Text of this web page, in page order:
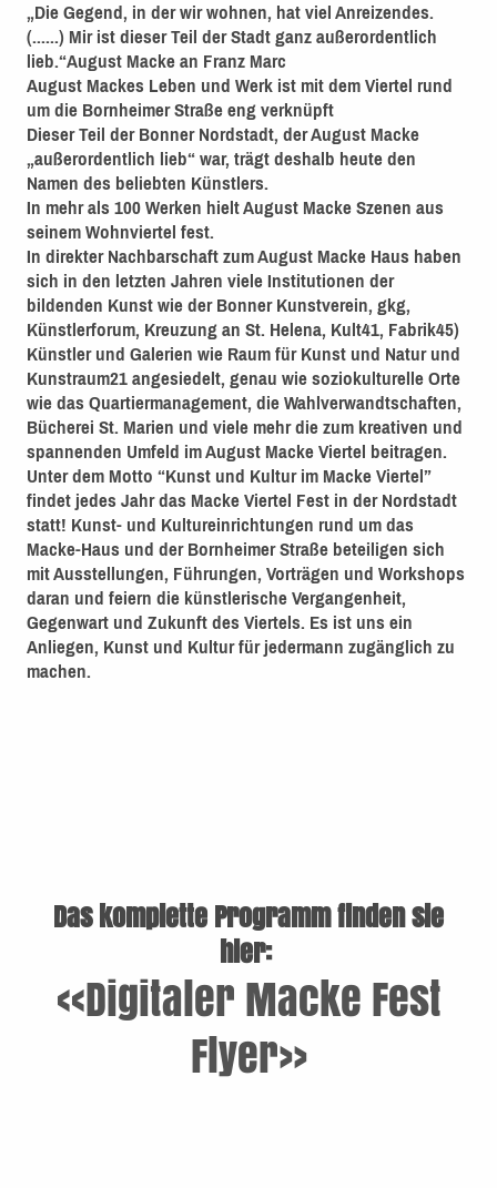
„Die Gegend, in der wir wohnen, hat viel Anreizendes.
(......) Mir ist dieser Teil der Stadt ganz außerordentlich
lieb.“August Macke an Franz Marc
August Mackes Leben und Werk ist mit dem Viertel rund
um die Bornheimer Straße eng verknüpft
Dieser Teil der Bonner Nordstadt, der August Macke
„außerordentlich lieb“ war, trägt deshalb heute den
Namen des beliebten Künstlers.
In mehr als 100 Werken hielt August Macke Szenen aus
seinem Wohnviertel fest.
In direkter Nachbarschaft zum August Macke Haus haben
sich in den letzten Jahren viele Institutionen der
bildenden Kunst wie der Bonner Kunstverein, gkg,
Künstlerforum, Kreuzung an St. Helena, Kult41, Fabrik45)
Künstler und Galerien wie Raum für Kunst und Natur und
Kunstraum21 angesiedelt, genau wie soziokulturelle Orte
wie das Quartiermanagement, die Wahlverwandtschaften,
Bücherei St. Marien und viele mehr die zum kreativen und
spannenden Umfeld im August Macke Viertel beitragen.
Unter dem Motto “Kunst und Kultur im Macke Viertel”
findet jedes Jahr das Macke Viertel Fest in der Nordstadt
statt! Kunst- und Kultureinrichtungen rund um das
Macke-Haus und der Bornheimer Straße beteiligen sich
mit Ausstellungen, Führungen, Vorträgen und Workshops
daran und feiern die künstlerische Vergangenheit,
Gegenwart und Zukunft des Viertels. Es ist uns ein
Anliegen, Kunst und Kultur für jedermann zugänglich zu
machen.
Das komplette Programm finden sie
hier:
<<Digitaler Macke Fest
Flyer>>